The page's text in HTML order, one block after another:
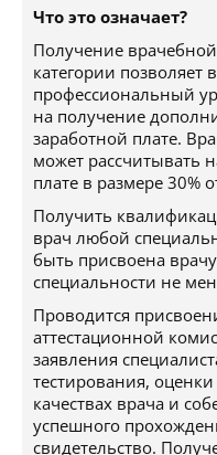
Что это означает?
Получение
категории позволяет
профессиональный
на получение
заработной плате.
может рассчитывать
плате в размере 30%
Получить
врач любой
быть присвоена
специальности не
Проводится
аттестационной
заявления
тестирования,
качествах врача и
успешного
свидетельство.